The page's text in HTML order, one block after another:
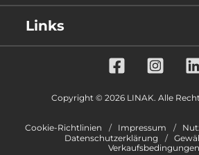
Links
Copyright © 2026 LINAK. Alle
Cookie-Richtlinien Impressum
Datenschutzerklärung
Verkaufsbedingungen